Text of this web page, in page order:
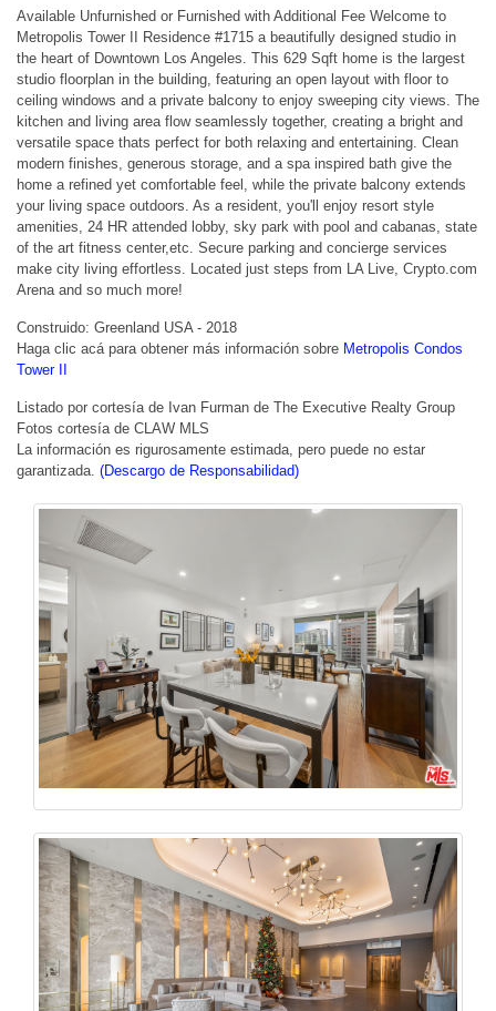
Available Unfurnished or Furnished with Additional Fee Welcome to
Metropolis Tower II Residence #1715 a beautifully designed studio in
the heart of Downtown Los Angeles. This 629 Sqft home is the largest
studio floorplan in the building, featuring an open layout with floor to
ceiling windows and a private balcony to enjoy sweeping city views. The
kitchen and living area flow seamlessly together, creating a bright and
versatile space thats perfect for both relaxing and entertaining. Clean
modern finishes, generous storage, and a spa inspired bath give the
home a refined yet comfortable feel, while the private balcony extends
your living space outdoors. As a resident, you'll enjoy resort style
amenities, 24 HR attended lobby, sky park with pool and cabanas, state
of the art fitness center,etc. Secure parking and concierge services
make city living effortless. Located just steps from LA Live, Crypto.com
Arena and so much more!
Construido: Greenland USA - 2018
Haga clic acá para obtener más información sobre Metropolis Condos
Tower II
Listado por cortesía de Ivan Furman de The Executive Realty Group
Fotos cortesía de CLAW MLS
La información es rigurosamente estimada, pero puede no estar
garantizada. (Descargo de Responsabilidad)